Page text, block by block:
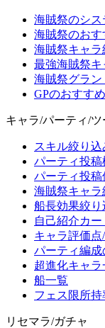
海賊祭のシ
海賊祭のお
海賊祭キャ
最強海賊祭
海賊祭グラン
GPのおすす
キャラ/パーティ/ツ
スキル絞り込
パーティ投稿
パーティ投稿
海賊祭キャ
船長効果絞り
自己紹介カ
キャラ評価
パーティ編成
超進化キャラ
船一覧
フェス限所
リセマラ/ガチャ